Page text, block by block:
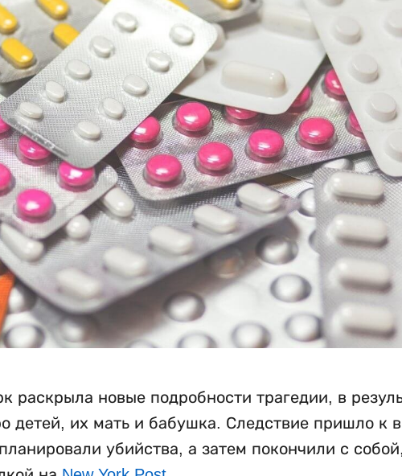
раскрыла новые подробности трагедии, в
детей, их мать и бабушка. Следствие пришло к
убийства, а затем покончили с собой,